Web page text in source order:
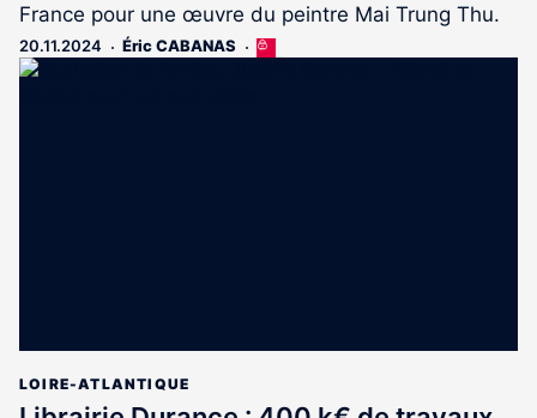
France pour une œuvre du peintre Mai Trung Thu.
20.11.2024 Éric CABANAS
Cet
LOIRE-ATLANTIQUE